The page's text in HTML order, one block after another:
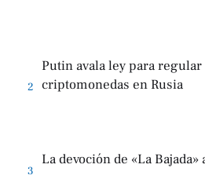
2
Putin avala ley para regular
criptomonedas en Rusia
3
La devoción de «La